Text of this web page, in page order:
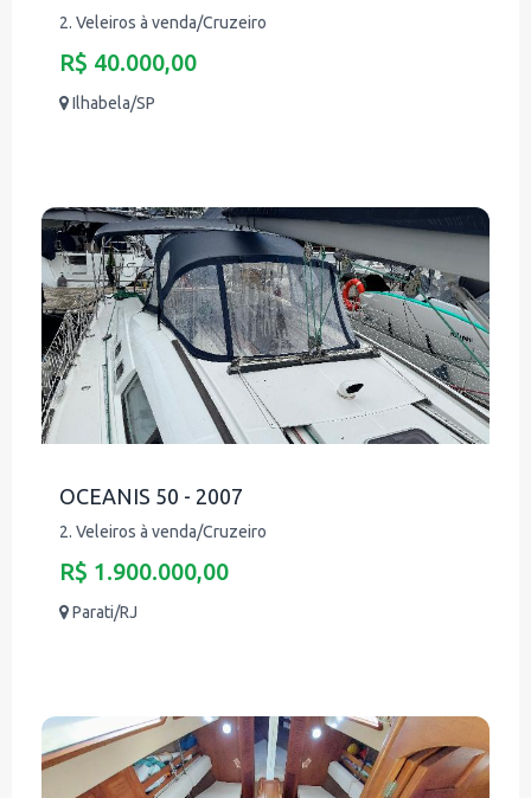
2. Veleiros à venda/Cruzeiro
R$ 40.000,00
Ilhabela/SP
OCEANIS 50 - 2007
2. Veleiros à venda/Cruzeiro
R$ 1.900.000,00
Parati/RJ